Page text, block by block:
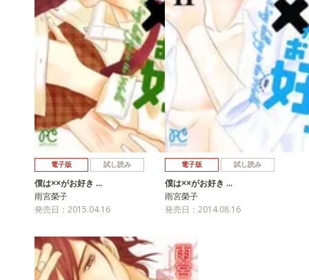
電子版 試し読み
僕は××がお好き …
雨宮榮子
発売日：2015.04.16
電子版 試し読み
僕は××がお好き …
雨宮榮子
発売日：2014.08.16